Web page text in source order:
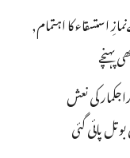
استسقاء کا اہتمام,
والے راجکمار کی نعش
پائی گئی